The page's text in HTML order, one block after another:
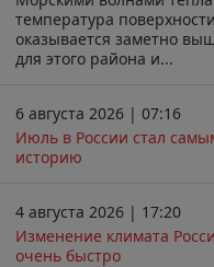
температура
оказывается заметно
для этого района и...
6 августа 2026 | 07:16
Июль в России стал
историю
4 августа 2026 | 17:20
Изменение климата
очень быстро